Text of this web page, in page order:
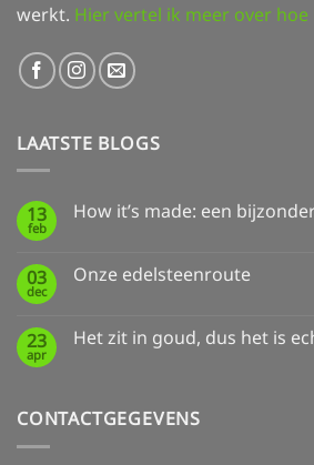
werkt. Hier vertel ik meer over
LAATSTE BLOGS
13
feb
How it’s made: een
How
bijzondere
ring
03
dec
Onze edelsteenroute
Onze
23
apr
Het zit in goud, dus het is
zit
CONTACTGEGEVENS